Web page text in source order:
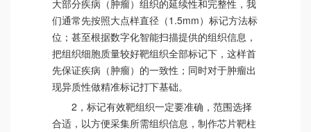
大部分疾病（肿瘤）组织的延续性和完整性，我
们通常先按照大点样直径（1.5mm）标记方法标
位；甚至根据数字化智能扫描提供的组织信息，
把组织细胞质量较好靶组织全部标记下，这样首
先保证疾病（肿瘤）的一致性；同时对于肿瘤出
现异质性做精准标记打下基础。
2，标记有效靶组织一定要准确，范围选择
合适，以方便采集所需组织信息，制作芯片靶柱